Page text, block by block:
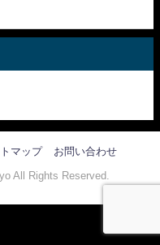
マップ
お問い合わせ
All Rights Reserved.